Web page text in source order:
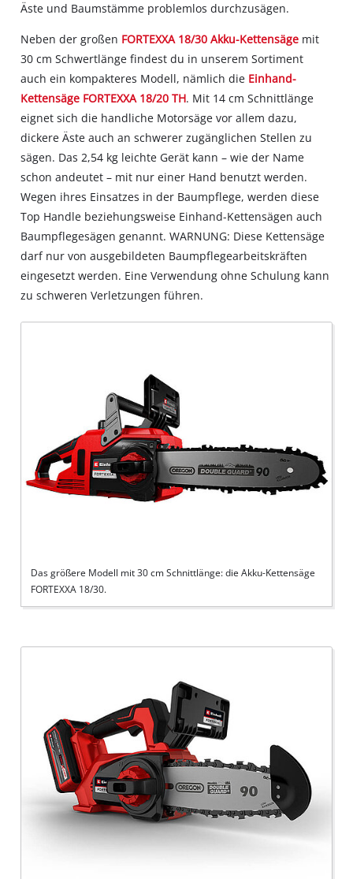
Äste und Baumstämme problemlos durchzusägen.
Neben der großen FORTEXXA 18/30 Akku-Kettensäge mit
30 cm Schwertlänge findest du in unserem Sortiment
auch ein kompakteres Modell, nämlich die Einhand-
Kettensäge FORTEXXA 18/20 TH. Mit 14 cm Schnittlänge
eignet sich die handliche Motorsäge vor allem dazu,
dickere Äste auch an schwerer zugänglichen Stellen zu
sägen. Das 2,54 kg leichte Gerät kann – wie der Name
schon andeutet – mit nur einer Hand benutzt werden.
Wegen ihres Einsatzes in der Baumpflege, werden diese
Top Handle beziehungsweise Einhand-Kettensägen auch
Baumpflegesägen genannt. WARNUNG: Diese Kettensäge
darf nur von ausgebildeten Baumpflegearbeitskräften
eingesetzt werden. Eine Verwendung ohne Schulung kann
zu schweren Verletzungen führen.
Das größere Modell mit 30 cm Schnittlänge: die Akku-Kettensäge
FORTEXXA 18/30.